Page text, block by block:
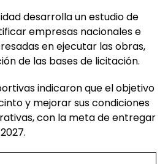
desarrolla un estudio de
empresas nacionales e
en ejecutar las obras,
de las bases de licitación.
indicaron que el objetivo
y mejorar sus condiciones
con la meta de entregar